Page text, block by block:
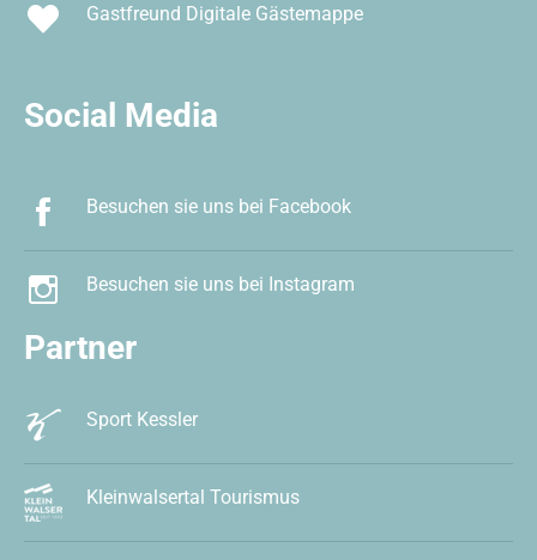
Gastfreund Digitale Gästemappe
Social Media
Besuchen sie uns bei Facebook
Besuchen sie uns bei Instagram
Partner
Sport Kessler
Kleinwalsertal Tourismus